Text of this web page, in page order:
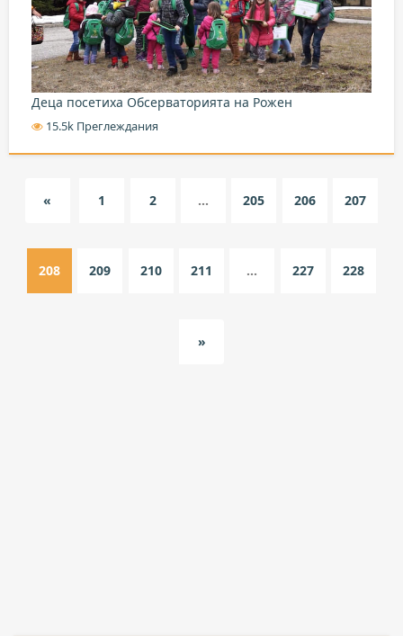
Деца посетиха Обсерваторията на Рожен
15.5k Преглеждания
« 1 2 ... 205 206 207
208 209 210 211 ... 227 228
»